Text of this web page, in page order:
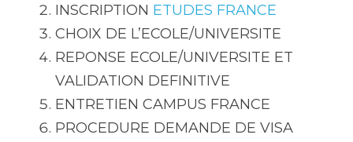
INSCRIPTION ETUDES FRANCE
CHOIX DE L’ECOLE/UNIVERSITE
REPONSE ECOLE/UNIVERSITE ET
VALIDATION DEFINITIVE
ENTRETIEN CAMPUS FRANCE
PROCEDURE DEMANDE DE VISA